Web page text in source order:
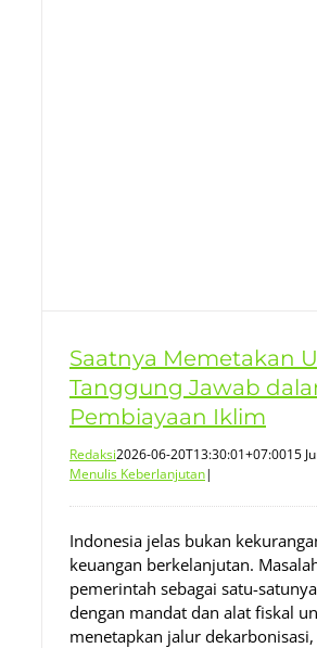
Saatnya Memetakan
Tanggung Jawab
Pembiayaan Iklim
Redaksi2026-06-20T13:30:01+07:0015
Menulis Keberlanjutan|
Indonesia jelas bukan
keuangan berkelanjutan.
pemerintah sebagai satu-
dengan mandat dan alat fiskal
menetapkan jalur